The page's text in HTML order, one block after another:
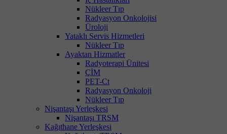
Nükleer Tıp
Radyasyon Onkolojisi
Üroloji
Yataklı Servis Hizmetleri
Nükleer Tıp
Ayaktan Hizmatler
Radyoterapi Ünitesi
ÇİM
PET-Ct
Radyasyon Onkoloji
Nükleer Tıp
Nişantaşı Yerleşkesi
Nişantaşı TRSM
Kağıthane Yerleşkesi